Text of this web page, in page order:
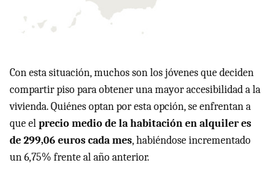
Con esta situación, muchos son los jóvenes que deciden
compartir piso para obtener una mayor accesibilidad a la
vivienda. Quiénes optan por esta opción, se enfrentan a
que elprecio medio de la habitación en alquiler es
de 299,06 euros cada mes, habiéndose incrementado
un 6,75% frente al año anterior.